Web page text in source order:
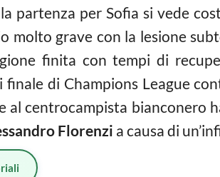
partenza per Sofia si vede
molto grave con la lesione
finita con tempi di
di Champions League
al centrocampista bianconero
Florenzi a causa di